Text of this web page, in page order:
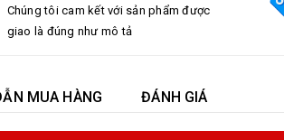
Chúng tôi cam kết với sản phẩm được
giao là đúng như mô tả
MUA HÀNG ĐÁNH GIÁ